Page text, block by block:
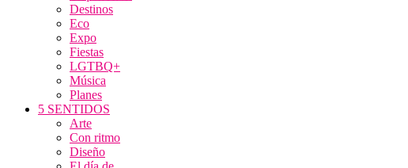
Destinos
Eco
Expo
Fiestas
LGTBQ+
Música
Planes
5 SENTIDOS
Arte
Con ritmo
Diseño